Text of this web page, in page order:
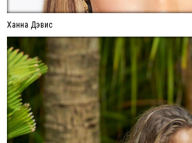
Ханна Дэвис